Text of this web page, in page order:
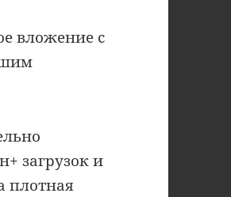
вложение с
загрузок и
плотная